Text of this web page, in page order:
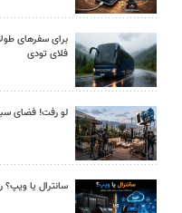
برای سفرهای
فلای تودی
لو رفت! فضای
سانترال یا ویپ؟